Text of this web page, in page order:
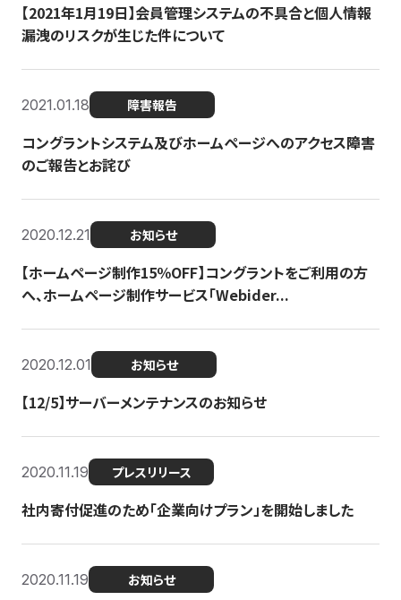
【2021年1月19日】会員管理システムの不具合と個人情報
漏洩のリスクが生じた件について
2021.01.18 障害報告
コングラントシステム及びホームページへのアクセス障害
のご報告とお詫び
2020.12.21 お知らせ
【ホームページ制作15％OFF】コングラントをご利用の方
へ、ホームページ制作サービス「Webider...
2020.12.01 お知らせ
【12/5】サーバーメンテナンスのお知らせ
2020.11.19 プレスリリース
社内寄付促進のため「企業向けプラン」を開始しました
2020.11.19 お知らせ